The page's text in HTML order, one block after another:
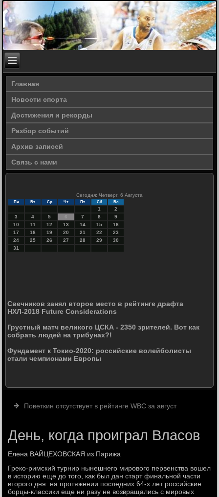
Главная
Новости спорта
Достижения и рекорды
Разбор событий
Архив записей
Связь с нами
Сегодня: Четверг, 6 Августа
Пн Вт Ср Чт Пт Сб Вс
1
2
3
4 5 6 7 8
9
10
11 12 13 14 15
16
17
18 19 20 21 22
23
24
25 26 27 28 29
30
31
Свечников занял второе место в рейтинге драфта
НХЛ-2018 Future Considerations
Грустный матч великого ЦСКА - 2350 зрителей. Вот как
собрать людей на трибунах?!
Фундамент к Токио-2020: российские волейболисты
стали чемпионами Европы
Поветкин отсутствует в рейтинге WBC за август
День, когда проиграл Власов
Елена ВАЙЦЕХОВСКАЯ из Парижа
Греко-римский турнир нынешнего мирового первенства вошел
в историю еще до того, как был дан старт финальной части
второго дня: на протяжении последних 64-х лет российские
борцы-классики еще ни разу не возвращались с мировых